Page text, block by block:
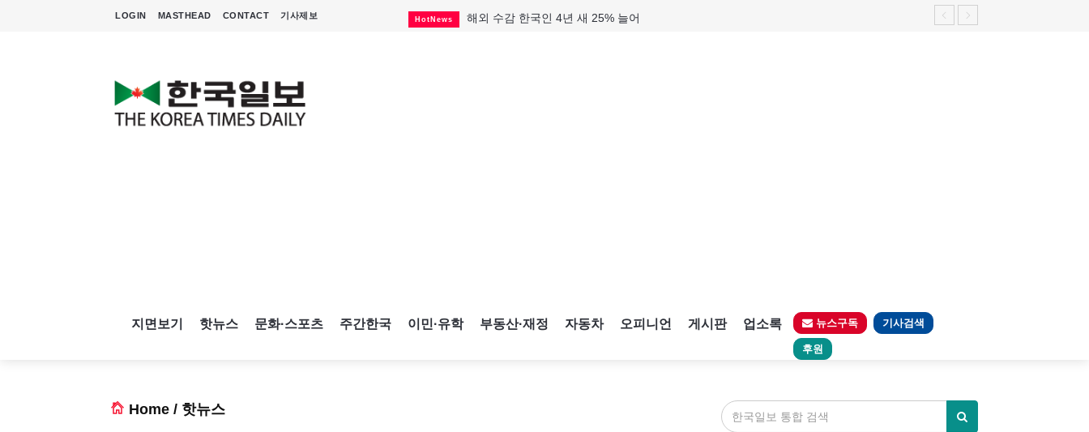
LOGIN MASTHEAD CONTACT 기사제보 HotNews 해외 수감 한국인 4년 새 25% 늘어
지면보기 핫뉴스 문화·스포츠 주간한국 이민·유학 부동산·재정 자동차 오피니언 게시판 업소록 뉴스구독 기사검색
후원
Home / 핫뉴스